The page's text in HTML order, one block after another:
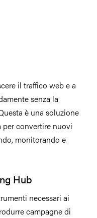
il traffico web e a
senza la
è una soluzione
convertire nuovi
monitorando e
Hub
necessari ai
campagne di